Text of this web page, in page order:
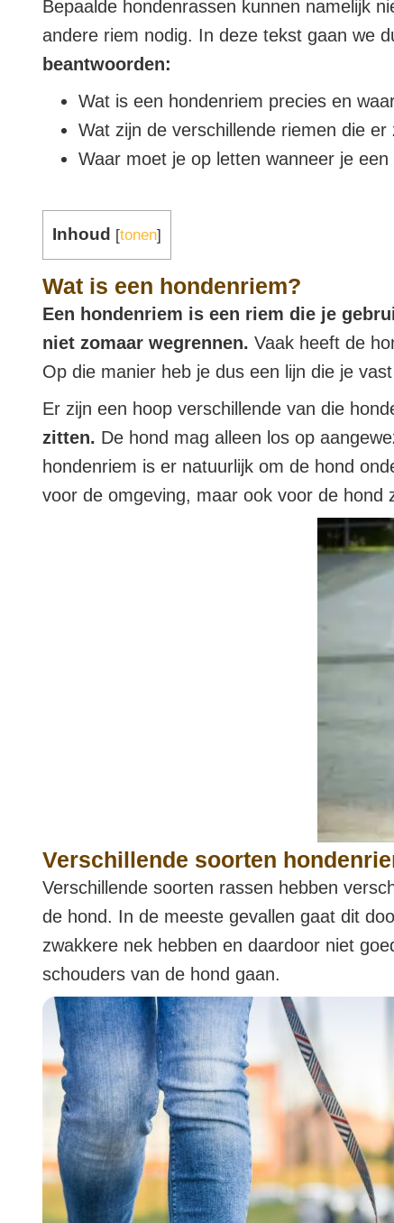
Bepaalde hondenrassen kunnen namelijk
andere riem nodig. In deze tekst gaan we
beantwoorden:
Wat is een hondenriem precies en
Wat zijn de verschillende riemen die
Waar moet je op letten wanneer je
Inhoud [tonen]
Wat is een hondenriem?
Een hondenriem is een riem die je
niet zomaar wegrennen. Vaak heeft de
Op die manier heb je dus een lijn die je
Er zijn een hoop verschillende van die
zitten. De hond mag alleen los op
hondenriem is er natuurlijk om de hond
voor de omgeving, maar ook voor de hond
Verschillende soorten
Verschillende soorten rassen hebben
de hond. In de meeste gevallen gaat dit
zwakkere nek hebben en daardoor niet
schouders van de hond gaan.